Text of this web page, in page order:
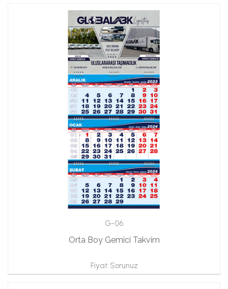
G-06
Orta Boy Gemici Takvim
Fiyat Sorunuz